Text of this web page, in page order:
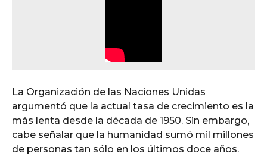
La Organización de las Naciones Unidas
argumentó que la actual tasa de crecimiento es la
más lenta desde la década de 1950. Sin embargo,
cabe señalar que la humanidad sumó mil millones
de personas tan sólo en los últimos doce años.